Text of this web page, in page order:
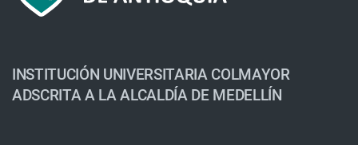
INSTITUCIÓN UNIVERSITARIA COLMAYOR
ADSCRITA A LA ALCALDÍA DE MEDELLÍN